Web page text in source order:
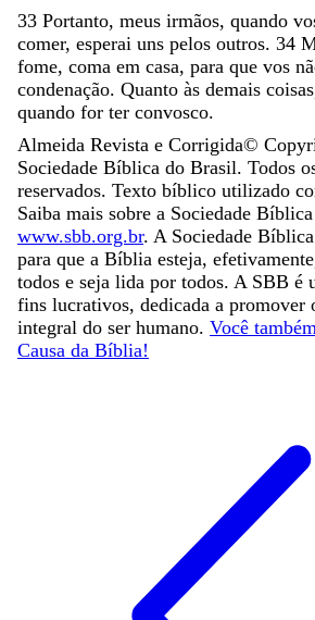
33 Portanto, meus irmãos, quando
comer, esperai uns pelos outros. 34
fome, coma em casa, para que vos
condenação. Quanto às demais coisas
quando for ter convosco.
Almeida Revista e Corrigida©
Sociedade Bíblica do Brasil. Todos
reservados. Texto bíblico utilizado
Saiba mais sobre a Sociedade
www.sbb.org.br. A Sociedade
para que a Bíblia esteja,
todos e seja lida por todos. A SBB é
fins lucrativos, dedicada a promover
integral do ser humano. Você
Causa da Bíblia!